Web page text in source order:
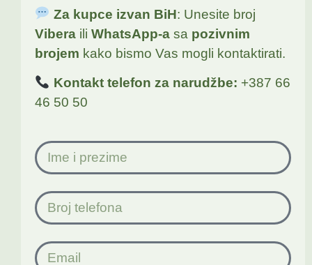
Za kupce izvan BiH: Unesite broj
Vibera ili WhatsApp-a sa pozivnim
brojem kako bismo Vas mogli kontaktirati.
Kontakt telefon za narudžbe: +387 66
46 50 50